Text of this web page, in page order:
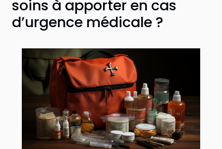
soins à apporter en cas
d’urgence médicale ?